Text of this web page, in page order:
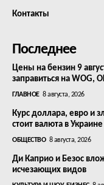
Контакты
Последнее
Цены на бензин 9
заправиться на WOG,
ГЛАВНОЕ 8 августа, 2026
Курс доллара, евро и
стоит валюта в Украине
ОБЩЕСТВО 8 августа, 2026
Ди Каприо и Безос
исчезающих видов